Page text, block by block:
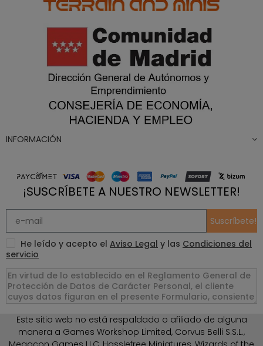
INFORMACIÓN
¡SUSCRÍBETE A NUESTRO NEWSLETTER!
Suscríbete!
He leído y acepto el Aviso Legal y las Condiciones del
servicio
Este sitio web no está respaldado o afiliado de alguna
manera a Games Workshop Limited, Corvus Belli S.S.L.,